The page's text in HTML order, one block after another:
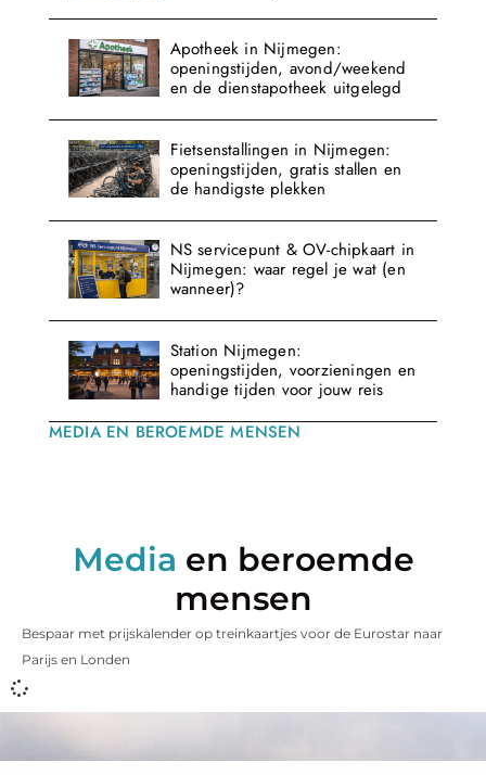
Apotheek in Nijmegen:
openingstijden, avond/weekend
en de dienstapotheek uitgelegd
Fietsenstallingen in Nijmegen:
openingstijden, gratis stallen en
de handigste plekken
NS servicepunt & OV-chipkaart in
Nijmegen: waar regel je wat (en
wanneer)?
Station Nijmegen:
openingstijden, voorzieningen en
handige tijden voor jouw reis
MEDIA EN BEROEMDE MENSEN
Media en beroemde
mensen
Bespaar met prijskalender op treinkaartjes voor de Eurostar naar
Parijs en Londen